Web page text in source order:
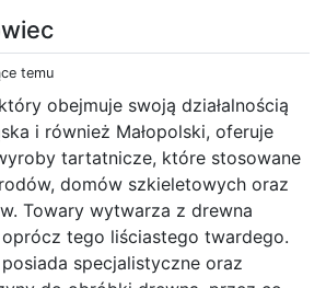
temu
obejmuje swoją działalnością
i również Małopolski, oferuje
tartatnicze, które stosowane
domów szkieletowych oraz
Towary wytwarza z drewna
tego liściastego twardego.
specjalistyczne oraz